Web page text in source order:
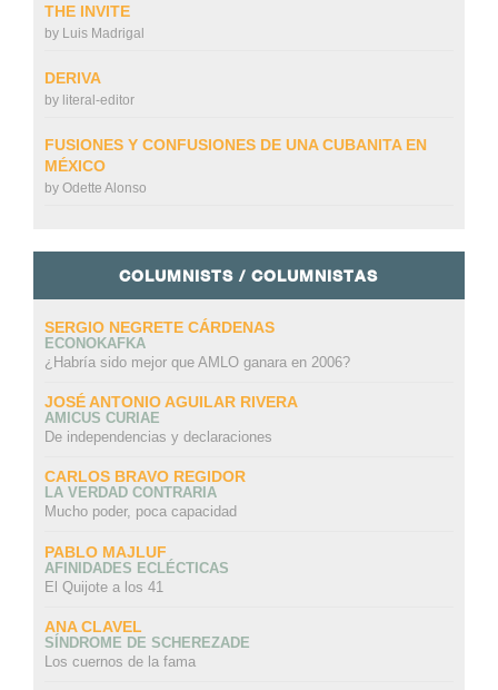
THE INVITE
by Luis Madrigal
DERIVA
by literal-editor
FUSIONES Y CONFUSIONES DE UNA CUBANITA EN
MÉXICO
by Odette Alonso
COLUMNISTS / COLUMNISTAS
SERGIO NEGRETE CÁRDENAS
ECONOKAFKA
¿Habría sido mejor que AMLO ganara en 2006?
JOSÉ ANTONIO AGUILAR RIVERA
AMICUS CURIAE
De independencias y declaraciones
CARLOS BRAVO REGIDOR
LA VERDAD CONTRARIA
Mucho poder, poca capacidad
PABLO MAJLUF
AFINIDADES ECLÉCTICAS
El Quijote a los 41
ANA CLAVEL
SÍNDROME DE SCHEREZADE
Los cuernos de la fama